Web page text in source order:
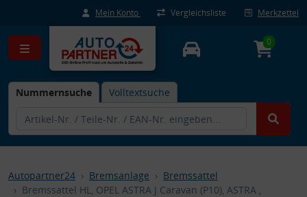
Mein Konto Vergleichsliste Merkzettel
Nummernsuche Volltextsuche
0
Autopartner24 Bremsanlage
Bremssattel
Bremssattel HL, OPEL ASTRA J Caravan (P10), ASTRA ,